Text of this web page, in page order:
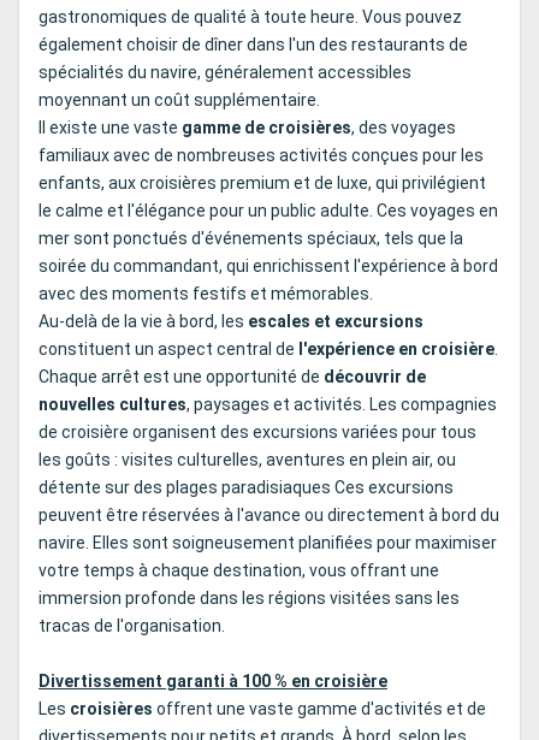
gastronomiques de qualité à toute heure. Vous pouvez
également choisir de dîner dans l'un des restaurants de
spécialités du navire, généralement accessibles
moyennant un coût supplémentaire.
Il existe une vaste gamme de croisières, des voyages
familiaux avec de nombreuses activités conçues pour les
enfants, aux croisières premium et de luxe, qui privilégient
le calme et l'élégance pour un public adulte. Ces voyages en
mer sont ponctués d'événements spéciaux, tels que la
soirée du commandant, qui enrichissent l'expérience à bord
avec des moments festifs et mémorables.
Au-delà de la vie à bord, les escales et excursions
constituent un aspect central de l'expérience en croisière
Chaque arrêt est une opportunité de découvrir de
nouvelles cultures, paysages et activités. Les compagnies
de croisière organisent des excursions variées pour tous
les goûts : visites culturelles, aventures en plein air, ou
détente sur des plages paradisiaques Ces excursions
peuvent être réservées à l'avance ou directement à bord du
navire. Elles sont soigneusement planifiées pour maximiser
votre temps à chaque destination, vous offrant une
immersion profonde dans les régions visitées sans les
tracas de l'organisation.
Divertissement garanti à 100 % en croisière
Les croisières offrent une vaste gamme d'activités et de
divertissements pour petits et grands. À bord, selon les